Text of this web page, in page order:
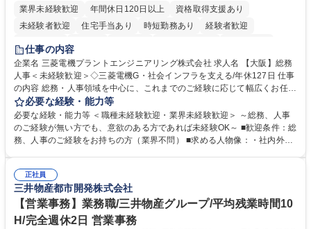
業界未経験歓迎
年間休日120日以上
資格取得支援あり
未経験者歓迎
住宅手当あり 時短勤務あり
経験者歓迎
退職金あり
駅近5分以内
土日祝休み 服装自由 寮・社宅あり 食事補助あり
仕事の内容
企業名 三菱電機プラントエンジニアリング株式会社 求人名 【大阪】総務
人事＜未経験歓迎＞◇三菱電機G・社会インフラを支える/年休127日 仕事
の内容 総務・人事領域を中心に、これまでのご経験に応じて幅広くお任せ
します。 ＜具体的には＞ ・総務/人事労務（給与・社保・勤怠管理など）
・採用・教育研修 ・福利厚生運用 など ※基本的には事務所勤務ですが、
採用や教育等の業務内容により、関西圏以外への日帰り・宿泊を伴う国内
出張もございます。 ※担当業務を持ちつつ、お互いに助け合いながら、総
必要な経験・能力等
必要な経験・能力等 ＜職種未経験歓迎・業界未経験歓迎＞ ～総務、人事
のご経験が無い方でも、意欲のある方であれば未経験OK～ ■歓迎条件：総
務、人事のご経験をお持ちの方（業界不問） ■求める人物像：・社内外の
正社員
三井物産都市開発株式会社
【営業事務】業務職/三井物産グループ/平均残業時間10
H/完全週休2日 営業事務